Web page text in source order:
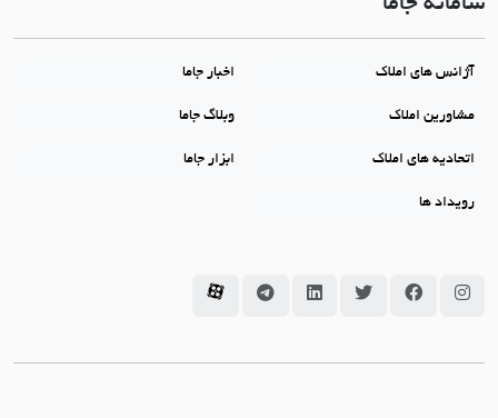
آژانس های املاک اخبار جاما
مشاورین املاک وبلاگ جاما
اتحادیه های املاک ابزار جاما
رویداد ها
سامانه جاما در اینستاگرام
سامانه جاما در فیسبوک
سامانه جاما در توئیتر
سامانه جاما در لینکداین
سامانه جاما در تلگرام
سامانه جاما در آپارات